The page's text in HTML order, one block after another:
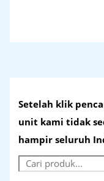
Setelah klik
unit kami tidak
hampir seluruh